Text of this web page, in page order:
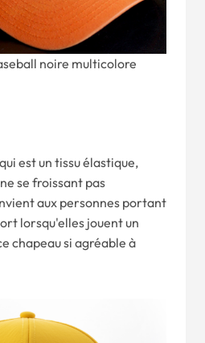
noire multicolore
est un tissu élastique,
se froissant pas
aux personnes portant
lorsqu'elles jouent un
chapeau si agréable à